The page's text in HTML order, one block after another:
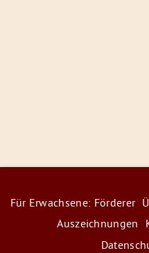
Für Erwachsene: Förderer
Auszeichnungen